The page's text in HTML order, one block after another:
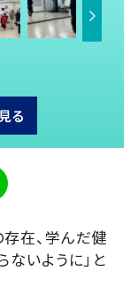
る
在、学んだ健
いように」と